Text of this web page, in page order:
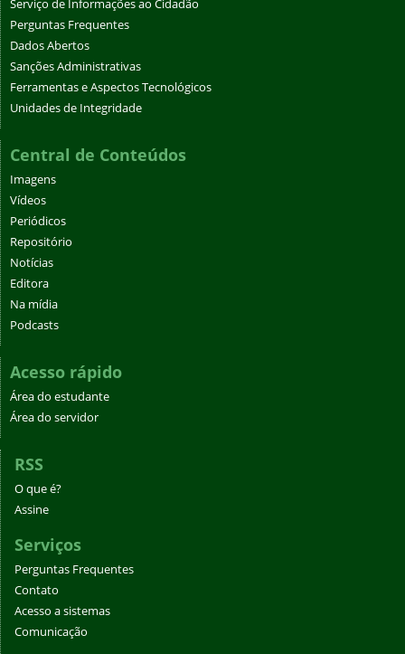
Serviço de Informações ao Cidadão
Perguntas Frequentes
Dados Abertos
Sanções Administrativas
Ferramentas e Aspectos Tecnológicos
Unidades de Integridade
Central de Conteúdos
Imagens
Vídeos
Periódicos
Repositório
Notícias
Editora
Na mídia
Podcasts
Acesso rápido
Área do estudante
Área do servidor
RSS
O que é?
Assine
Serviços
Perguntas Frequentes
Contato
Acesso a sistemas
Comunicação